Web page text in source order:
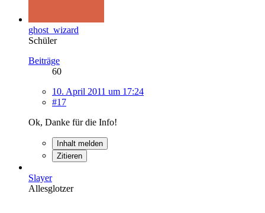
ghost_wizard
Schüler
Beiträge
60
10. April 2011 um 17:24
#17
Ok, Danke für die Info!
Inhalt melden
Zitieren
Slayer
Allesglotzer